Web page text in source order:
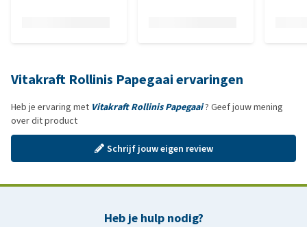
Vitakraft Rollinis Papegaai ervaringen
Heb je ervaring met Vitakraft Rollinis Papegaai? Geef jouw mening
over dit product
Schrijf jouw eigen review
Heb je hulp nodig?